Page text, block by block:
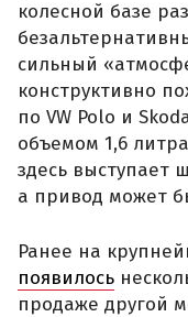
колесной базе
сильный
конструктивно
по VW Polo и
объемом 1,6
здесь выступает
а привод может
Ранее на
появилось
продаже другой